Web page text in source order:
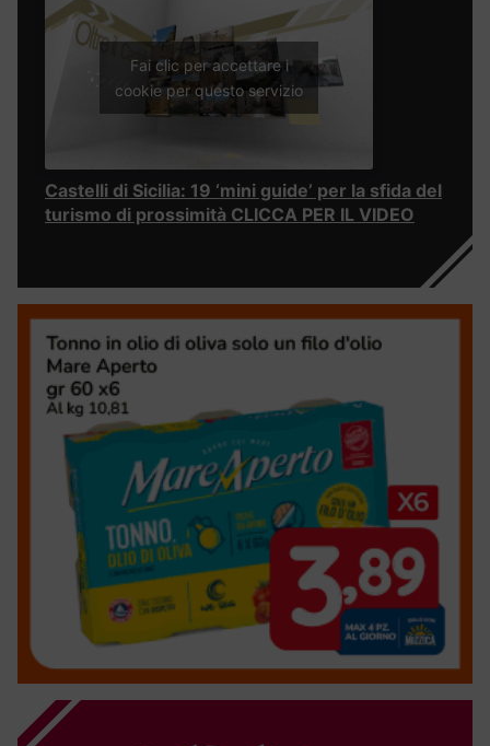
Fai clic per accettare i
cookie per questo servizio
Castelli di Sicilia: 19 ‘mini guide’ per la sfida del
turismo di prossimità CLICCA PER IL VIDEO